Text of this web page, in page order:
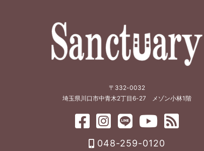
〒332-0032
埼玉県川口市中青木2丁目6-27 メゾン小林1階
048-259-0120